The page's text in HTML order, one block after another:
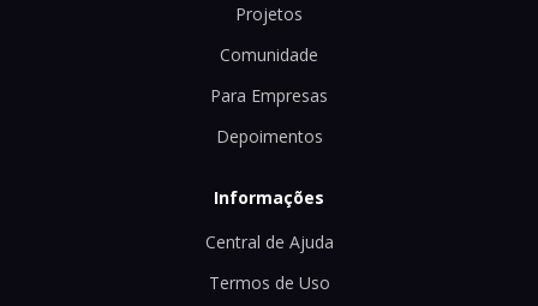
Projetos
Comunidade
Para Empresas
Depoimentos
Informações
Central de Ajuda
Termos de Uso